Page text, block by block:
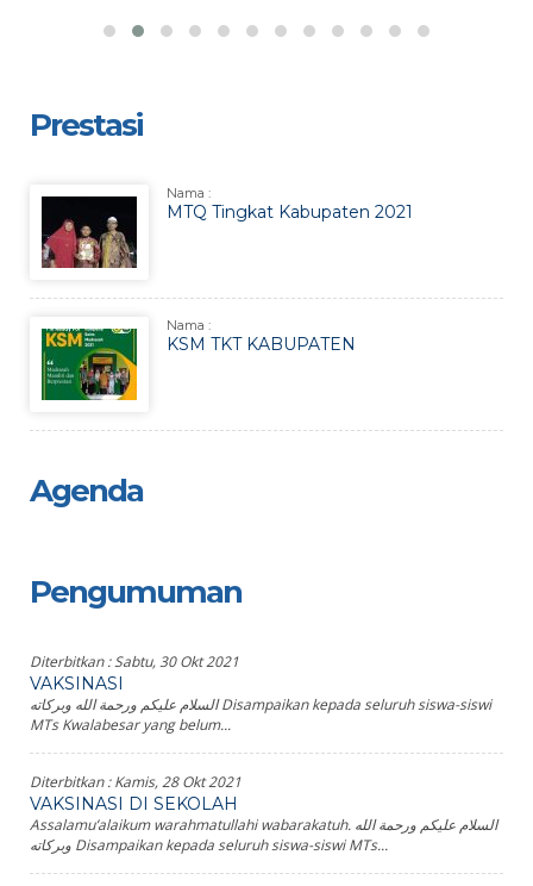
Prestasi
Nama :
MTQ Tingkat Kabupaten 2021
Nama :
KSM TKT KABUPATEN
Agenda
Pengumuman
Diterbitkan :Sabtu, 30 Okt 2021
VAKSINASI
السلام عليكم ورحمة الله وبركاته Disampaikan kepada seluruh siswa-siswi
MTs Kwalabesar yang belum...
Diterbitkan :Kamis, 28 Okt 2021
VAKSINASI DI SEKOLAH
Assalamu’alaikum warahmatullahi wabarakatuh. السلام عليكم ورحمة الله
وبركاته Disampaikan kepada seluruh siswa-siswi MTs...